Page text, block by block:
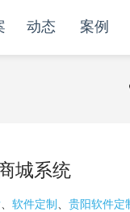
动态 案例
城系统
、 软件定制、 贵阳软件定